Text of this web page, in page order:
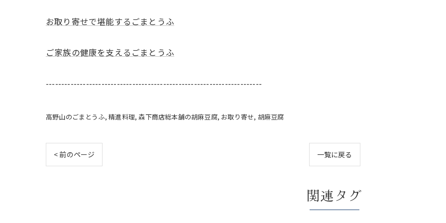
お取り寄せで堪能するごまとうふ
ご家族の健康を支えるごまとうふ
----------------------------------------------------------------------
高野山のごまとうふ 精進料理 森下商店総本舗の胡麻豆腐 お取り寄せ 胡麻豆腐
< 前のページ 一覧に戻る
関連タグ